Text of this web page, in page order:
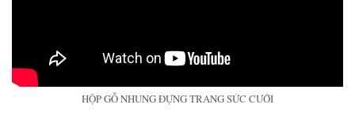
HỘP GỖ NHUNG ĐỰNG TRANG SỨC CƯỚI